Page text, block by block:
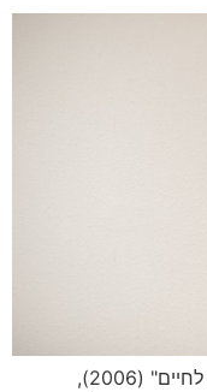
אחד הסרטים האהובים עלינו הוא "מורה לחיים" (2006),